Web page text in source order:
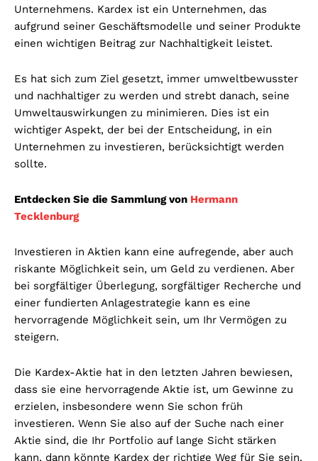
Unternehmens. Kardex ist ein Unternehmen, das
aufgrund seiner Geschäftsmodelle und seiner Produkte
einen wichtigen Beitrag zur Nachhaltigkeit leistet.
Es hat sich zum Ziel gesetzt, immer umweltbewusster
und nachhaltiger zu werden und strebt danach, seine
Umweltauswirkungen zu minimieren. Dies ist ein
wichtiger Aspekt, der bei der Entscheidung, in ein
Unternehmen zu investieren, berücksichtigt werden
sollte.
Entdecken Sie die Sammlung von Hermann
Tecklenburg
Investieren in Aktien kann eine aufregende, aber auch
riskante Möglichkeit sein, um Geld zu verdienen. Aber
bei sorgfältiger Überlegung, sorgfältiger Recherche und
einer fundierten Anlagestrategie kann es eine
hervorragende Möglichkeit sein, um Ihr Vermögen zu
steigern.
Die Kardex-Aktie hat in den letzten Jahren bewiesen,
dass sie eine hervorragende Aktie ist, um Gewinne zu
erzielen, insbesondere wenn Sie schon früh
investieren. Wenn Sie also auf der Suche nach einer
Aktie sind, die Ihr Portfolio auf lange Sicht stärken
kann, dann könnte Kardex der richtige Weg für Sie sein.